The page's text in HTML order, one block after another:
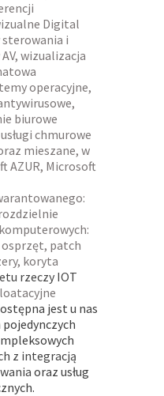
Digital
i
wizualizacja
operacyjne,
biurowe
chmurowe
mieszane, w
AZUR, Microsoft
patch
koryta
rzeczy IOT
jest u nas
z integracją
oraz usług